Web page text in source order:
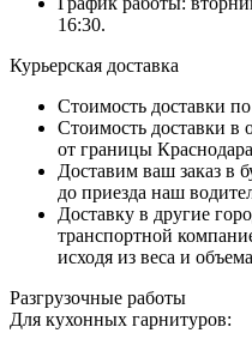
16:30.
Курьерская доставка
Стоимость доставки
Стоимость доставки в
от границы
Доставим ваш заказ в
до приезда наш
Доставку в другие
транспортной
исходя из веса и
Разгрузочные работы
Для кухонных гарнитуров: